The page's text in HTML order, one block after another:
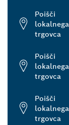
Poišči
lokalnega
trgovca
Poišči
lokalnega
trgovca
Poišči
lokalnega
trgovca